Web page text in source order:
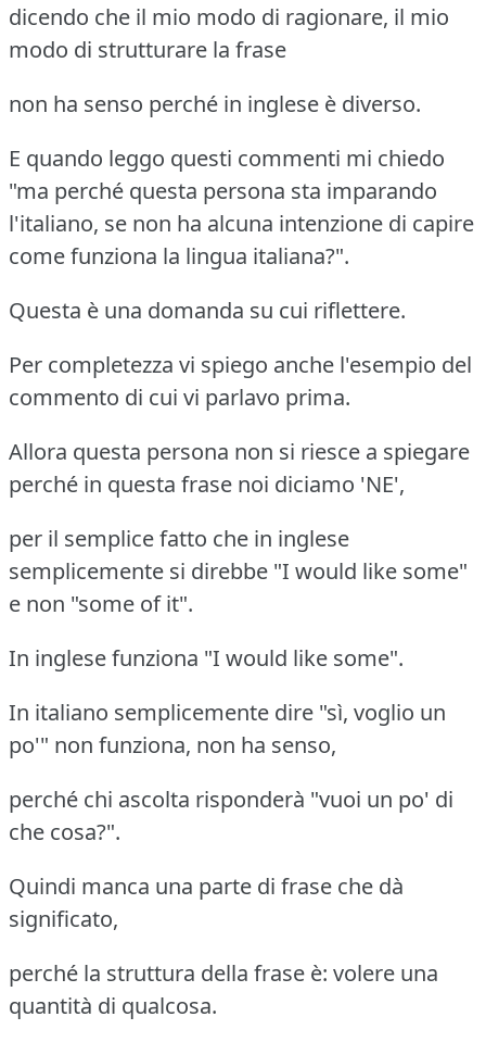
dicendo che il mio modo di ragionare, il mio
modo di strutturare la frase
non ha senso perché in inglese è diverso.
E quando leggo questi commenti mi chiedo
"ma perché questa persona sta imparando
l'italiano, se non ha alcuna intenzione di capire
come funziona la lingua italiana?".
Questa è una domanda su cui riflettere.
Per completezza vi spiego anche l'esempio del
commento di cui vi parlavo prima.
Allora questa persona non si riesce a spiegare
perché in questa frase noi diciamo 'NE',
per il semplice fatto che in inglese
semplicemente si direbbe "I would like some"
e non "some of it".
In inglese funziona "I would like some".
In italiano semplicemente dire "sì, voglio un
po'" non funziona, non ha senso,
perché chi ascolta risponderà "vuoi un po' di
che cosa?".
Quindi manca una parte di frase che dà
significato,
perché la struttura della frase è: volere una
quantità di qualcosa.